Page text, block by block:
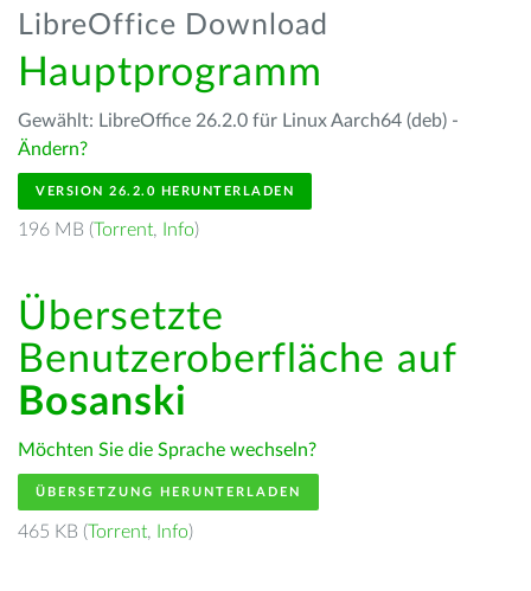
LibreOffice Download
Hauptprogramm
Gewählt: LibreOffice 26.2.0 für Linux Aarch64 (deb) -
Ändern?
VERSION 26.2.0 HERUNTERLADEN
196 MB (Torrent, Info)
Übersetzte
Benutzeroberfläche auf
Bosanski
Möchten Sie die Sprache wechseln?
ÜBERSETZUNG HERUNTERLADEN
465 KB (Torrent, Info)